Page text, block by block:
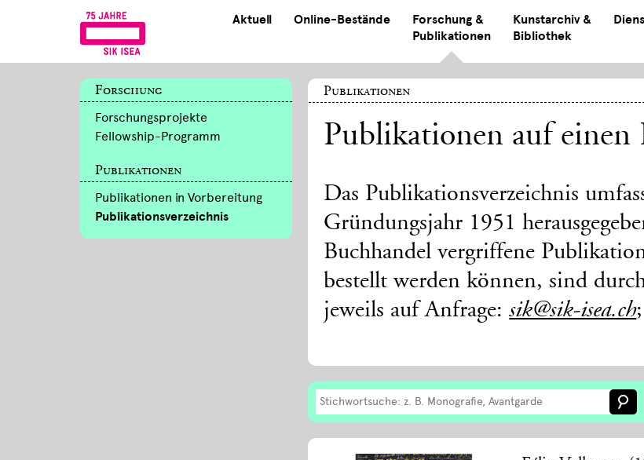
Aktuell Online-Bestände
Forschung &
Publikationen
Kunstarchiv &
Bibliothek
Forschung
Forschungsprojekte
Fellowship-Programm
Publikationen
Publikationen in Vorbereitung
Publikationsverzeichnis
Publikationen
Publikationen auf einen
Das Publikationsverzeichnis
Gründungsjahr 1951
Buchhandel vergriffene
bestellt werden können, sind
jeweils auf Anfrage:sik@sik-isea.ch